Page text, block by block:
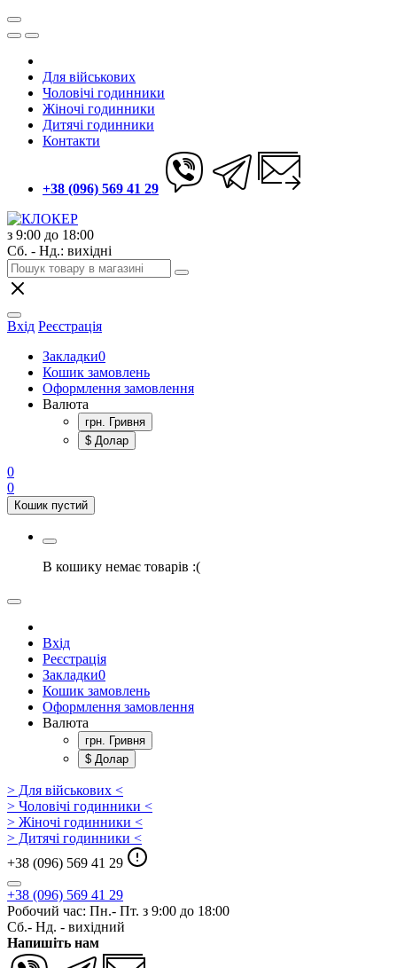
Для військових
Чоловічі годинники
Жіночі годинники
Дитячі годинники
Контакти
+38 (096) 569 41 29
з 9:00 до 18:00
Сб. - Нд.: вихідні
Вхід Реєстрація
Закладки0
Кошик замовлень
Оформлення замовлення
Валюта
грн. Гривня
$ Долар
0
0
Кошик пустий
В кошику немає товарів :(
Вхід
Реєстрація
Закладки0
Кошик замовлень
Оформлення замовлення
Валюта
грн. Гривня
$ Долар
> Для військових <
> Чоловічі годинники <
> Жіночі годинники <
> Дитячі годинники <
+38 (096) 569 41 29
+38 (096) 569 41 29
Робочий час: Пн.- Пт. з 9:00 до 18:00
Сб.- Нд. - вихідний
Напишіть нам